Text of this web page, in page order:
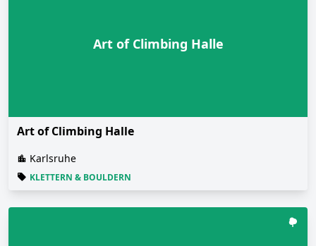
Art of Climbing Halle
Art of Climbing Halle
Karlsruhe
KLETTERN & BOULDERN